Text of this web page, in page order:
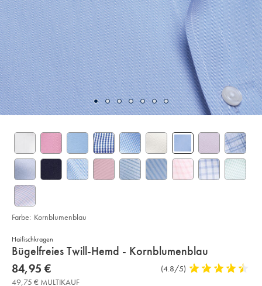
Haifischkragen
details
about
product:
Bügelfreies Twill-Hemd - Kornblumenblau
Details
https://www.charlestyrwhitt.com/de/buegelfreies-
twill-
hemd-
now
84,95
84,95 € Produktrezensionen
(4.8/5) 4,8
49,75 € MULTIKAUF
Farbe: Kornblumenblau